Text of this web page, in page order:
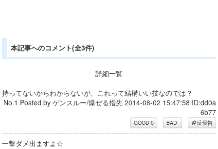
本記事へのコメント(全3件)
詳細一覧
持ってないからわからないが、これって結構いい技なのでは？
No.1 Posted by ゲンスルー/爆ぜる指先 2014-08-02 15:47:58 ID:dd0a
6b77
一撃ダメ出ますよ☆